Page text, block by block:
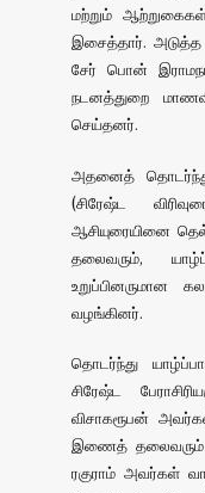
மற்றும்
இசைத்தார்.
சேர் பொன்
நடனத்துறை
செய்தனர்.
அதனைத் தொடர்ந்து
(சிரேஷ்ட
ஆசியுரையினை
தலைவரும்,
உறுப்பினருமான
வழங்கினர்.
தொடர்ந்து
சிரேஷ்ட
விசாகரூபன்
இணைத் தலைவரும்
ரகுராம் அவர்கள்